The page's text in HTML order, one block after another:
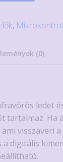
,
(0)
ledet
tartalmaz. Ha
visszaveri
a digitális